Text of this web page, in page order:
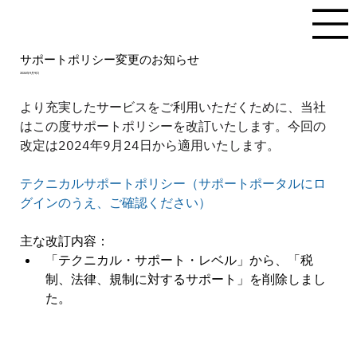
サポートポリシー変更のお知らせ
2024年9月9日
より充実したサービスをご利用いただくために、当社
はこの度サポートポリシーを改訂いたします。今回の
改定は2024年9月24日から適用いたします。
テクニカルサポートポリシー（サポートポータルにロ
グインのうえ、ご確認ください）
主な改訂内容：
「テクニカル・サポート・レベル」から、「税
制、法律、規制に対するサポート」を削除しまし
た。